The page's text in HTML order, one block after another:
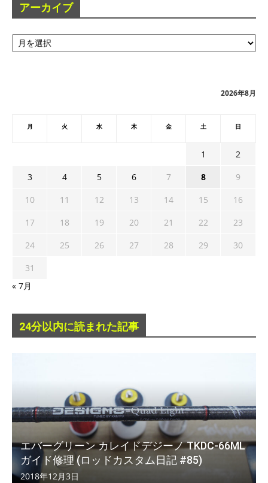
アーカイブ
ア
ー
2026年8月
月 火 水 木 金 土 日
1
2
3
4 5 6 7 8
9
10
11 12 13 14 15
16
17
18 19 20 21 22
23
24
25 26 27 28 29
30
31
« 7月
24分以内に読まれた記事
エバーグリーン カレイドデジーノ TKDC-66ML
ガイド修理 (ロッドカスタム日記 #85)
2018年12月3日